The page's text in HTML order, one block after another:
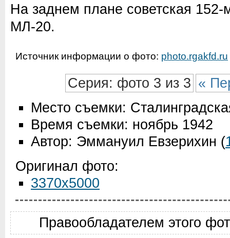
На заднем плане советская
МЛ-20.
Источник информации о фото: photo.rgakfd.ru
Серия: фото 3 из 3 «
Место съемки:
Время съемки: ноябрь 1942
Автор: Эммануил Евзерихин (
Оригинал фото:
3370x5000
Правообладателем этого